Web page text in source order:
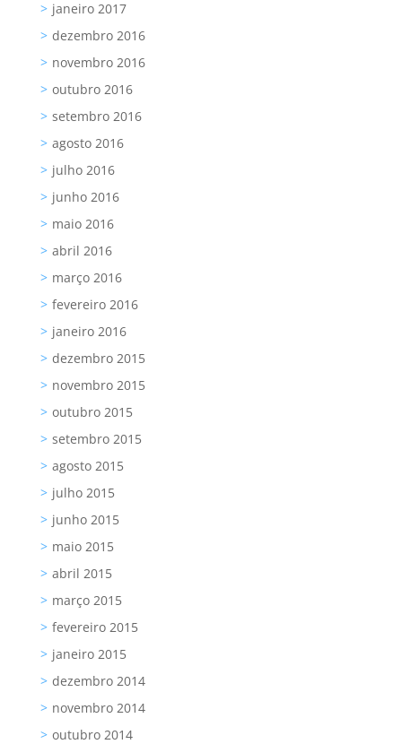
janeiro 2017
dezembro 2016
novembro 2016
outubro 2016
setembro 2016
agosto 2016
julho 2016
junho 2016
maio 2016
abril 2016
março 2016
fevereiro 2016
janeiro 2016
dezembro 2015
novembro 2015
outubro 2015
setembro 2015
agosto 2015
julho 2015
junho 2015
maio 2015
abril 2015
março 2015
fevereiro 2015
janeiro 2015
dezembro 2014
novembro 2014
outubro 2014